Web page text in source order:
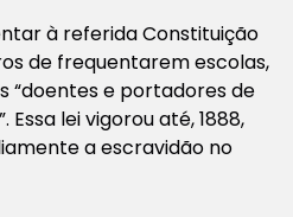
à referida Constituição
de frequentarem escolas,
“doentes e portadores de
Essa lei vigorou até, 1888,
a escravidão no